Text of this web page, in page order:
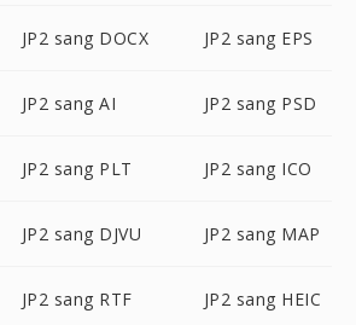
JP2 sang DOCX JP2 sang EPS
JP2 sang AI JP2 sang PSD
JP2 sang PLT JP2 sang ICO
JP2 sang DJVU JP2 sang MAP
JP2 sang RTF JP2 sang HEIC